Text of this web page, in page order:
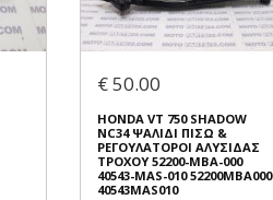
€ 50.00
HONDA VT 750 SHADOW
NC34 ΨΑΛΙΔΙ ΠΙΣΩ &
ΡΕΓΟΥΛΑΤΟΡΟΙ ΑΛΥΣΙΔΑΣ
ΤΡΟΧΟΥ 52200-MBA-000
40543-MAS-010 52200MBA000
40543MAS010